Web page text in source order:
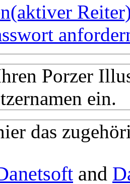
(aktiver
Porzer
ein.
das
and